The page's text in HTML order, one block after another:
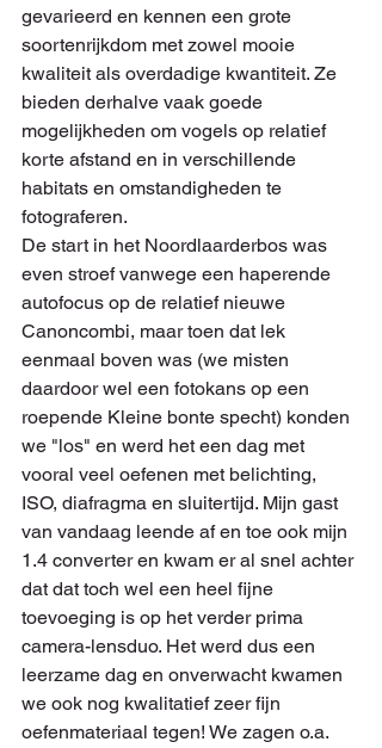
gevarieerd en kennen een grote
soortenrijkdom met zowel mooie
kwaliteit als overdadige kwantiteit. Ze
bieden derhalve vaak goede
mogelijkheden om vogels op relatief
korte afstand en in verschillende
habitats en omstandigheden te
fotograferen.
De start in het Noordlaarderbos was
even stroef vanwege een haperende
autofocus op de relatief nieuwe
Canoncombi, maar toen dat lek
eenmaal boven was (we misten
daardoor wel een fotokans op een
roepende Kleine bonte specht) konden
we "los" en werd het een dag met
vooral veel oefenen met belichting,
ISO, diafragma en sluitertijd. Mijn gast
van vandaag leende af en toe ook mijn
1.4 converter en kwam er al snel achter
dat dat toch wel een heel fijne
toevoeging is op het verder prima
camera-lensduo. Het werd dus een
leerzame dag en onverwacht kwamen
we ook nog kwalitatief zeer fijn
oefenmateriaal tegen! We zagen o.a.